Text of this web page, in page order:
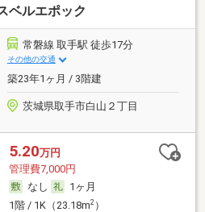
ベルエポック
常磐線 取手駅 徒歩17分
その他の交通
築23年1ヶ月 / 3階建
茨城県取手市白山２丁目
5.20万円
管理費7,000円
なし
1ヶ月
1階 / 1K（23.18m2）